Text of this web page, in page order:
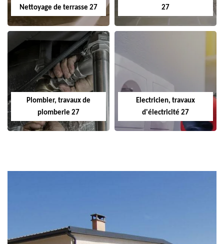
Nettoyage de terrasse 27
27
Plombier, travaux de
plomberie 27
Electricien, travaux
d'électricité 27